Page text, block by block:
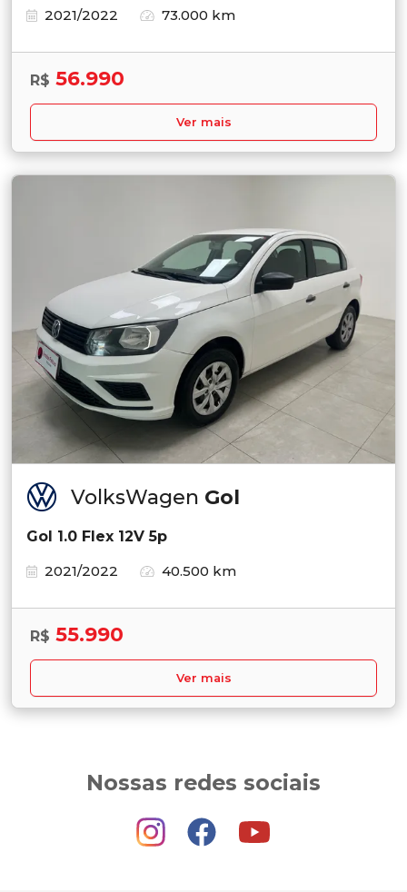
2021/2022
73.000 km
R$ 56.990
Ver mais
VolksWagen Gol
Gol 1.0 Flex 12V 5p
2021/2022
40.500 km
R$ 55.990
Ver mais
Nossas redes sociais